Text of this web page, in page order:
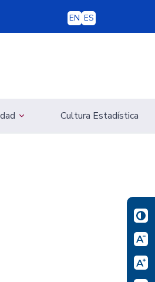
EN ES
Cultura Estadística